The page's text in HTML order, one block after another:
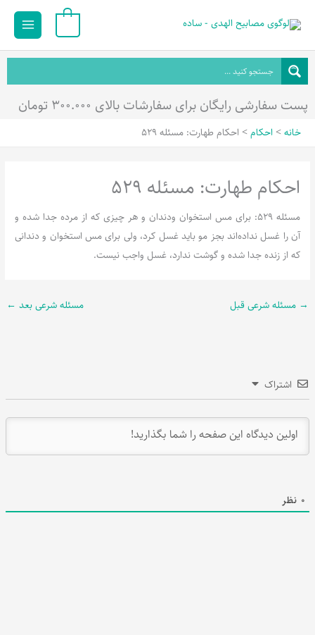
محتوا
Main
پست سفارشی رایگان برای سفارشات بالای ۳۰۰.۰۰۰ تومان
خانه احکام احکام طهارت: مسئله 529
احکام طهارت: مسئله 529
مسئله 529: برای مس استخوان ودندان و هر چیزی که از مرده جدا شده و
آن را غسل نداده‌اند بجز مو باید غسل کرد، ولی برای مس استخوان و دندانی
که از زنده جدا شده و گوشت ندارد، غسل واجب نیست.
→ مسئله شرعی قبل مسئله شرعی بعد ←
اشتراک
0 نظر